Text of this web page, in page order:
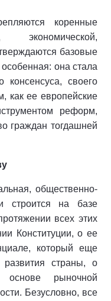
коренные
экономической,
базовые
она стала
консенсуса, своего
как ее европейские
реформ,
граждан тогдашней
общественно-
строится на базе
всех этих
Конституции, о ее
который еще
страны, о
основе рыночной
Безусловно, все